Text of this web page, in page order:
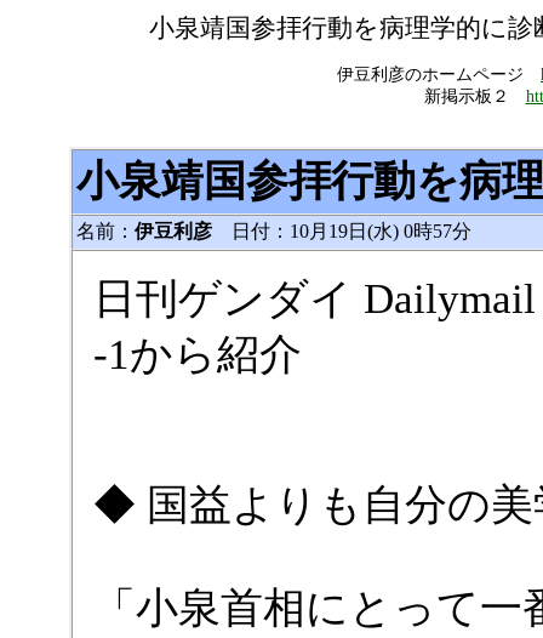
小泉靖国参拝行動を病理学的に
伊豆利彦のホームページ
新掲示板２
小泉靖国参拝行動を病
名前： 伊豆利彦日付：10月19日(水) 0時57分
日刊ゲンダイ Dailymail
-1から紹介
◆ 国益よりも自分の
「小泉首相にとって